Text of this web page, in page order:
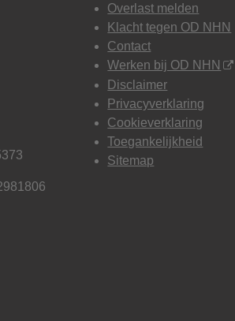
Overlast melden
Klacht tegen OD NHN
Contact
Werken bij OD NHN
Disclaimer
Privacyverklaring
Cookieverklaring
Toegankelijkheid
Sitemap